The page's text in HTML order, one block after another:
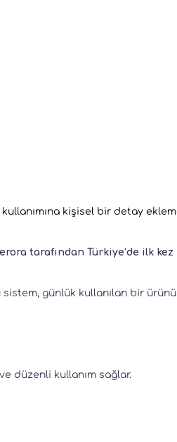
kişisel bir detay
tarafından Türkiye’de ilk kez
günlük kullanılan bir ürünü
ve düzenli kullanım sağlar.